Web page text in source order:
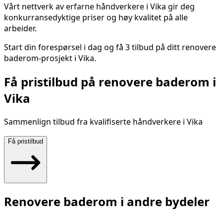
Vårt nettverk av erfarne håndverkere i Vika gir deg
konkurransedyktige priser og høy kvalitet på alle
arbeider.
Start din forespørsel i dag og få 3 tilbud på ditt renovere
baderom-prosjekt i Vika.
Få pristilbud på renovere baderom i
Vika
Sammenlign tilbud fra kvalifiserte håndverkere i Vika
Få pristilbud
Renovere baderom i andre bydeler